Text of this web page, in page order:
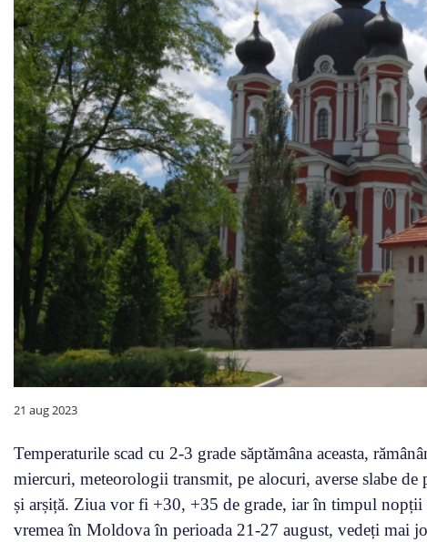
21 aug 2023
Temperaturile scad cu 2-3 grade săptămâna aceasta,
miercuri, meteorologii transmit, pe alocuri, averse slabe
și arșiță. Ziua vor fi +30, +35 de grade, iar în timpul
vremea în Moldova în perioada 21-27 august, vedeți mai